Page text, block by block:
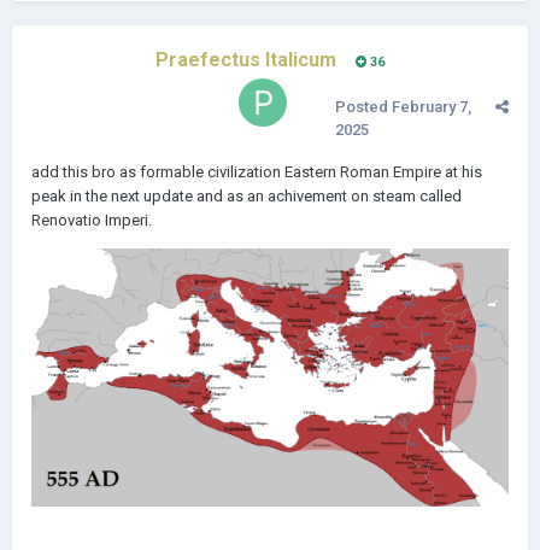
Praefectus Italicum 36
Posted February 7,
2025
add this bro as formable civilization Eastern Roman Empire at his
peak in the next update and as an achivement on steam called
Renovatio Imperi.